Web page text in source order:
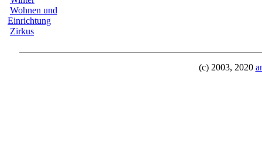
Wohnen und
Einrichtung
Zirkus
(c) 2003, 2020